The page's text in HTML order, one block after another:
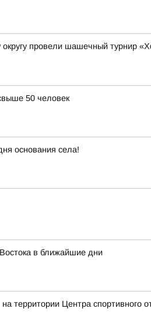
провели шашечный турнир
50 человек
основания села!
в ближайшие дни
территории Центра спортивного